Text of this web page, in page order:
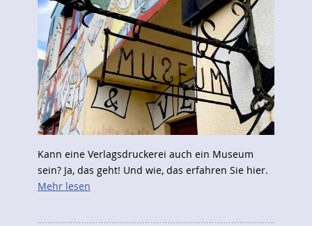
Kann eine Verlagsdruckerei auch ein Museum
sein? Ja, das geht! Und wie, das erfahren Sie hier.
Mehr lesen